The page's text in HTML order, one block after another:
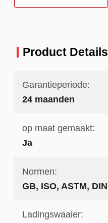
Product Details
Garantieperiode:
24 maanden
op maat gemaakt:
Ja
Normen:
GB, ISO, ASTM, DIN
Ladingswaaier: